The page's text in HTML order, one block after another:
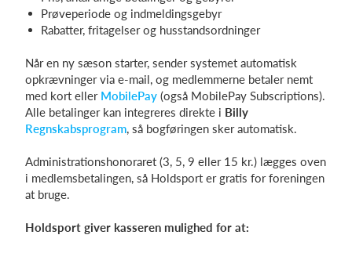
Prøveperiode og indmeldingsgebyr
Rabatter, fritagelser og husstandsordninger
Når en ny sæson starter, sender systemet automatisk
opkrævninger via e-mail, og medlemmerne betaler nemt
med kort eller MobilePay (også MobilePay Subscriptions).
Alle betalinger kan integreres direkte i Billy
Regnskabsprogram, så bogføringen sker automatisk.
Administrationshonoraret (3, 5, 9 eller 15 kr.) lægges oven
i medlemsbetalingen, så Holdsport er gratis for foreningen
at bruge.
Holdsport giver kasseren mulighed for at: